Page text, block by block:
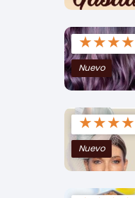
★★★★
Nuevo
★★★★
Nuevo